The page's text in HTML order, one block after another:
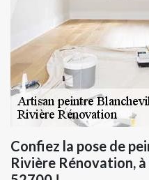
Confiez la pose de
Rivière Rénovation,